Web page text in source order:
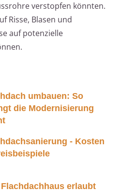
verstopfen könnten.
Risse, Blasen und
auf potenzielle
umbauen: So
die Modernisierung
- Kosten
Flachdachhaus erlaubt